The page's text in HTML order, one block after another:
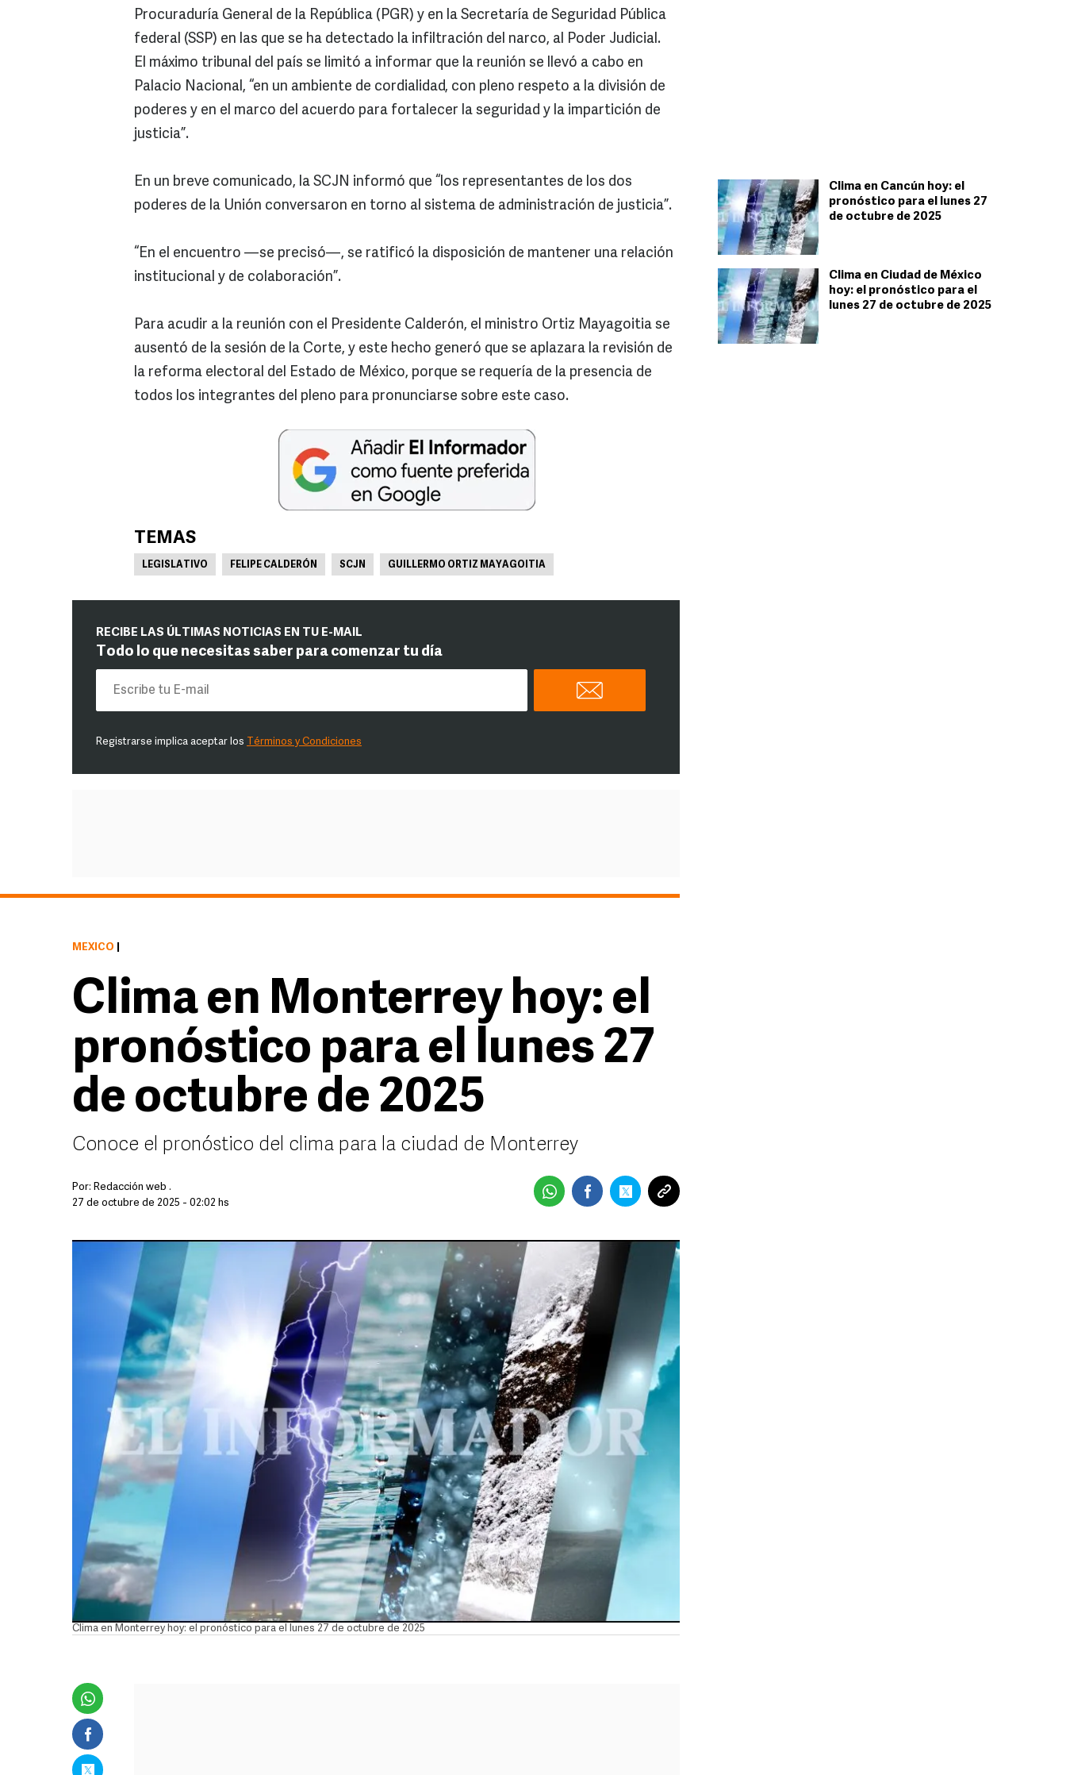
Clima en Cancún hoy: el
pronóstico para el lunes 27
de octubre de 2025
Clima en Ciudad de México
hoy: el pronóstico para el
lunes 27 de octubre de 2025
Procuraduría General de la República (PGR) y en la Secretaría de Seguridad Pública
federal (SSP) en las que se ha detectado la infiltración del narco, al Poder Judicial.
El máximo tribunal del país se limitó a informar que la reunión se llevó a cabo en
Palacio Nacional, “en un ambiente de cordialidad, con pleno respeto a la división de
poderes y en el marco del acuerdo para fortalecer la seguridad y la impartición de
justicia”.
En un breve comunicado, la SCJN informó que “los representantes de los dos
poderes de la Unión conversaron en torno al sistema de administración de justicia”.
“En el encuentro —se precisó—, se ratificó la disposición de mantener una relación
institucional y de colaboración”.
Para acudir a la reunión con el Presidente Calderón, el ministro Ortiz Mayagoitia se
ausentó de la sesión de la Corte, y este hecho generó que se aplazara la revisión de
la reforma electoral del Estado de México, porque se requería de la presencia de
todos los integrantes del pleno para pronunciarse sobre este caso.
TEMAS
LEGISLATIVO FELIPE CALDERÓN SCJN GUILLERMO ORTIZ MAYAGOITIA
RECIBE LAS ÚLTIMAS NOTICIAS EN TU E-MAIL
Todo lo que necesitas saber para comenzar tu día
Registrarse implica aceptar los Términos y Condiciones
MÉXICO
Clima en Monterrey hoy: el
pronóstico para el lunes 27
de octubre de 2025
Conoce el pronóstico del clima para la ciudad de Monterrey
Por: Redacción web .
27 de octubre de 2025 - 02:02 hs
Clima en Monterrey hoy: el pronóstico para el lunes 27 de octubre de 2025